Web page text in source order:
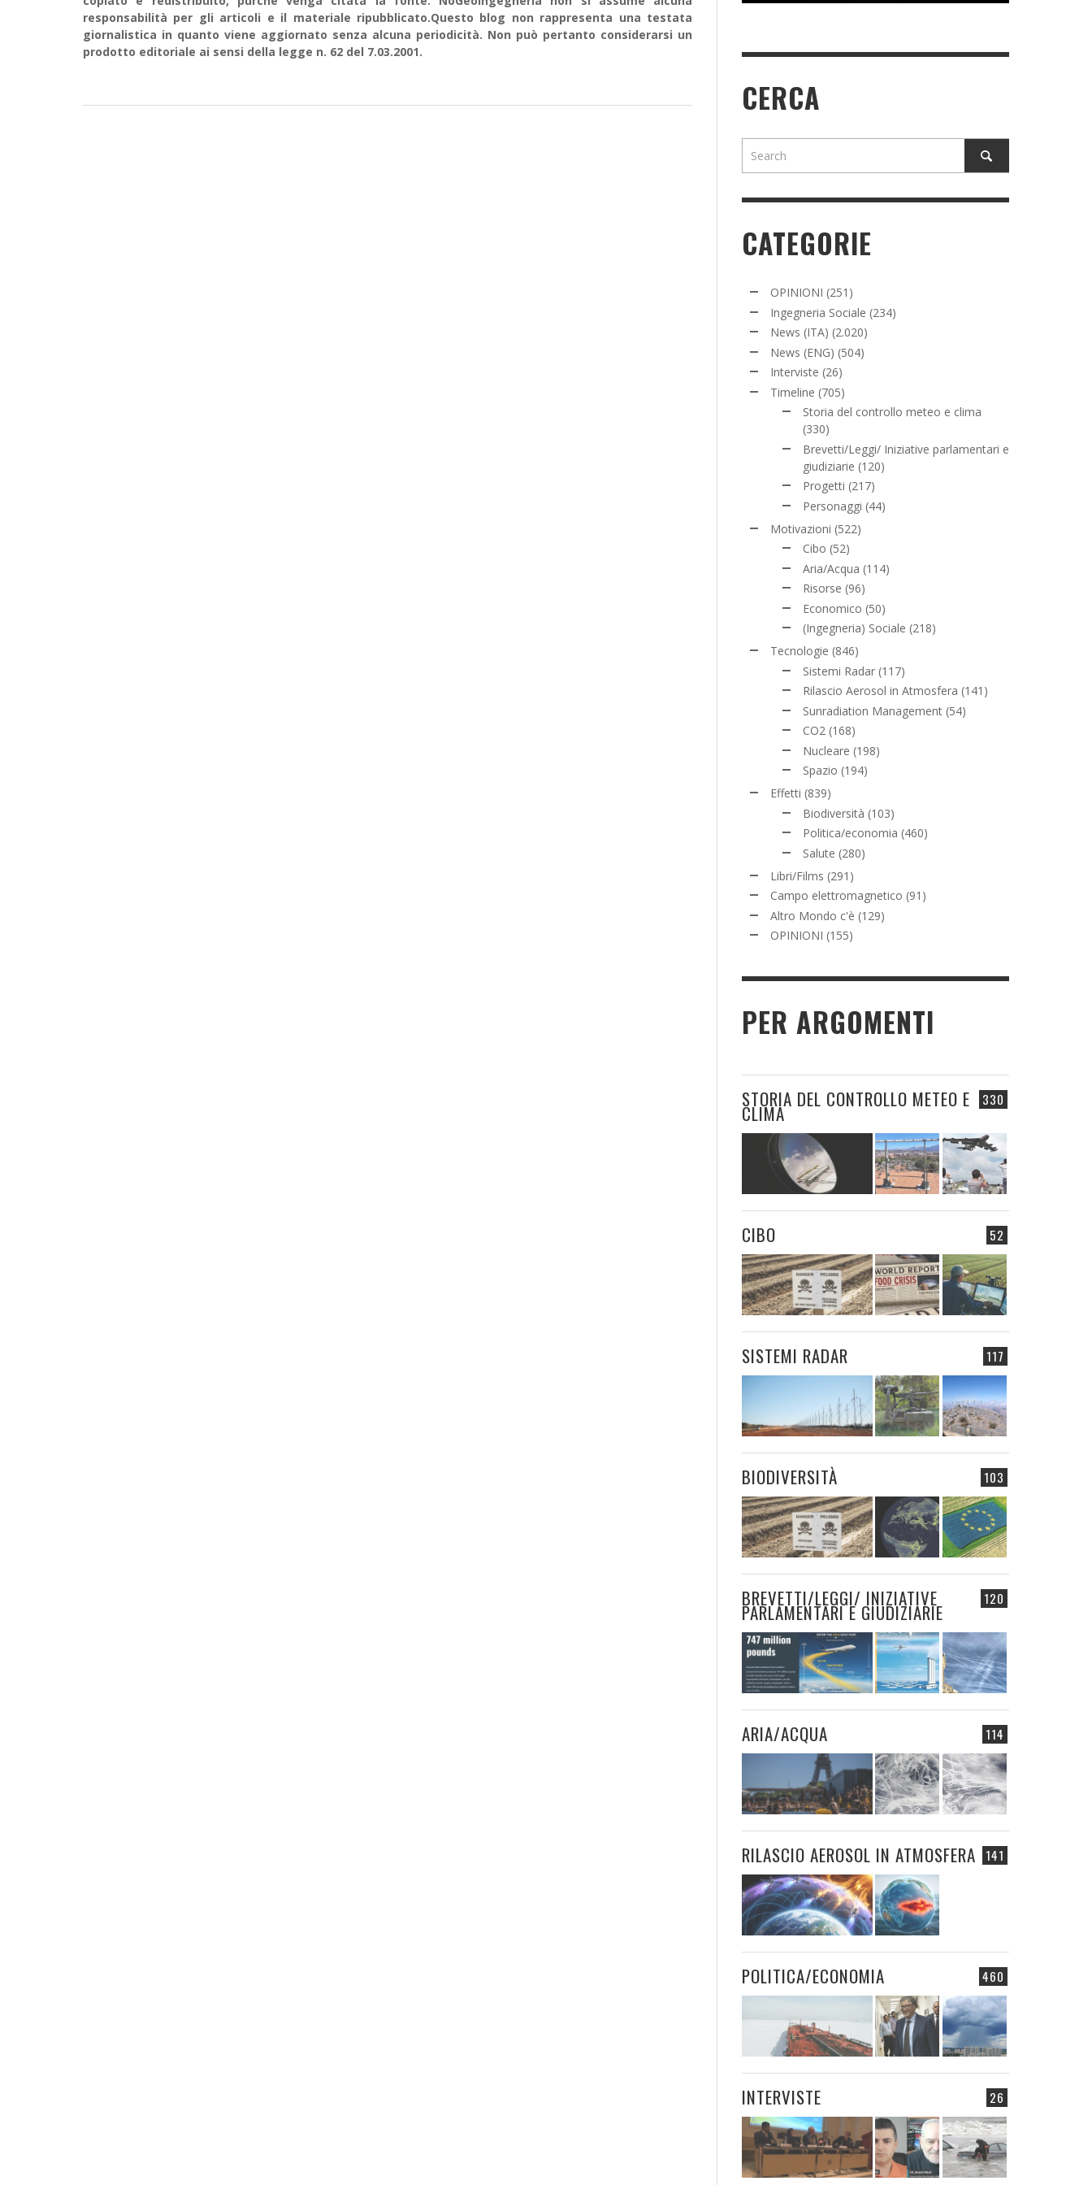
responsabilità per gli articoli e il materiale ripubblicato.Questo blog non rappresenta una testata
giornalistica in quanto viene aggiornato senza alcuna periodicità. Non può pertanto considerarsi un
prodotto editoriale ai sensi della legge n. 62 del 7.03.2001.
CERCA
CATEGORIE
OPINIONI (251)
Ingegneria Sociale (234)
News (ITA) (2.020)
News (ENG) (504)
Interviste (26)
Timeline (705)
Storia del controllo meteo e clima
(330)
Brevetti/Leggi/ Iniziative parlamentari e
giudiziarie (120)
Progetti (217)
Personaggi (44)
Motivazioni (522)
Cibo (52)
Aria/Acqua (114)
Risorse (96)
Economico (50)
(Ingegneria) Sociale (218)
Tecnologie (846)
Sistemi Radar (117)
Rilascio Aerosol in Atmosfera (141)
Sunradiation Management (54)
CO2 (168)
Nucleare (198)
Spazio (194)
Effetti (839)
Biodiversità (103)
Politica/economia (460)
Salute (280)
Libri/Films (291)
Campo elettromagnetico (91)
Altro Mondo c'è (129)
OPINIONI (155)
PER ARGOMENTI
330
STORIA DEL CONTROLLO METEO E
CLIMA
52
CIBO
117
SISTEMI RADAR
103
BIODIVERSITÀ
120
BREVETTI/LEGGI/ INIZIATIVE
PARLAMENTARI E GIUDIZIARIE
114
ARIA/ACQUA
141
RILASCIO AEROSOL IN ATMOSFERA
460
POLITICA/ECONOMIA
26
INTERVISTE